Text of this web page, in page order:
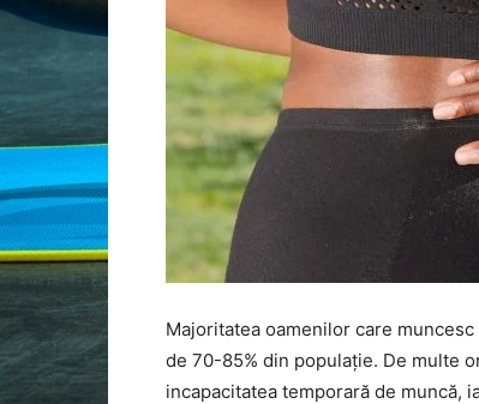
Majoritatea oamenilor care
de 70-85% din populație. De multe
incapacitatea temporară de muncă,